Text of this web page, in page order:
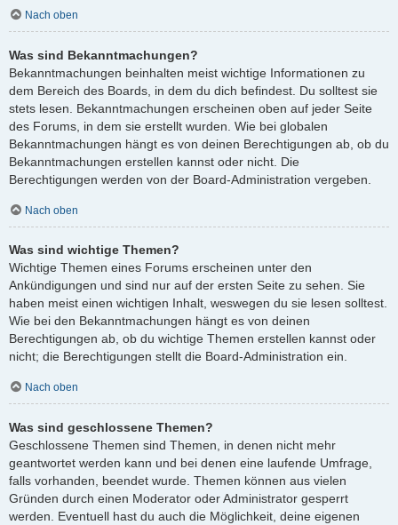
Nach oben
Was sind Bekanntmachungen?
Bekanntmachungen beinhalten meist wichtige Informationen zu
dem Bereich des Boards, in dem du dich befindest. Du solltest sie
stets lesen. Bekanntmachungen erscheinen oben auf jeder Seite
des Forums, in dem sie erstellt wurden. Wie bei globalen
Bekanntmachungen hängt es von deinen Berechtigungen ab, ob du
Bekanntmachungen erstellen kannst oder nicht. Die
Berechtigungen werden von der Board-Administration vergeben.
Nach oben
Was sind wichtige Themen?
Wichtige Themen eines Forums erscheinen unter den
Ankündigungen und sind nur auf der ersten Seite zu sehen. Sie
haben meist einen wichtigen Inhalt, weswegen du sie lesen solltest.
Wie bei den Bekanntmachungen hängt es von deinen
Berechtigungen ab, ob du wichtige Themen erstellen kannst oder
nicht; die Berechtigungen stellt die Board-Administration ein.
Nach oben
Was sind geschlossene Themen?
Geschlossene Themen sind Themen, in denen nicht mehr
geantwortet werden kann und bei denen eine laufende Umfrage,
falls vorhanden, beendet wurde. Themen können aus vielen
Gründen durch einen Moderator oder Administrator gesperrt
werden. Eventuell hast du auch die Möglichkeit, deine eigenen